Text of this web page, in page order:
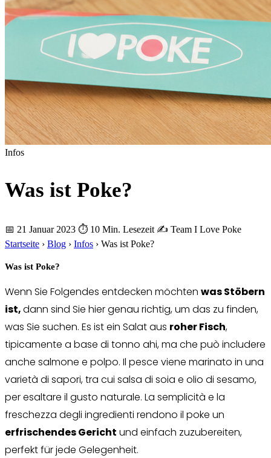
Infos
Was ist Poke?
📅 21 Januar 2023 ⏱ 10 Min. Lesezeit ✍️ Team I Love Poke
Startseite › Blog › Infos › Was ist Poke?
Was ist Poke?
Wenn Sie Folgendes entdecken möchten was Stöbern
ist,dann sind Sie hier genau richtig, um das zu finden,
was Sie suchen. Es ist ein Salat aus roher Fisch,
tipicamente a base di tonno ahi, ma che può includere
anche salmone e polpo. Il pesce viene marinato in una
varietà di sapori, tra cui salsa di soia e olio di sesamo,
per esaltare il gusto naturale. La semplicità e la
freschezza degli ingredienti rendono il poke un
erfrischendes Gericht und einfach zuzubereiten,
perfekt für jede Gelegenheit.